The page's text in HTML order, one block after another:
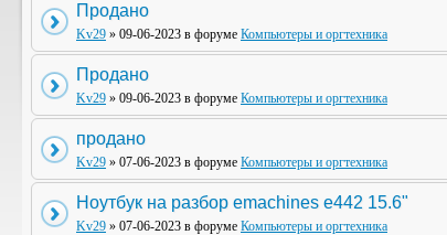
Продано
Kv29 » 09-06-2023 в форуме Компьютеры и оргтехника
Продано
Kv29 » 09-06-2023 в форуме Компьютеры и оргтехника
продано
Kv29 » 07-06-2023 в форуме Компьютеры и оргтехника
Ноутбук на разбор emachines e442 15.6"
Kv29 » 07-06-2023 в форуме Компьютеры и оргтехника